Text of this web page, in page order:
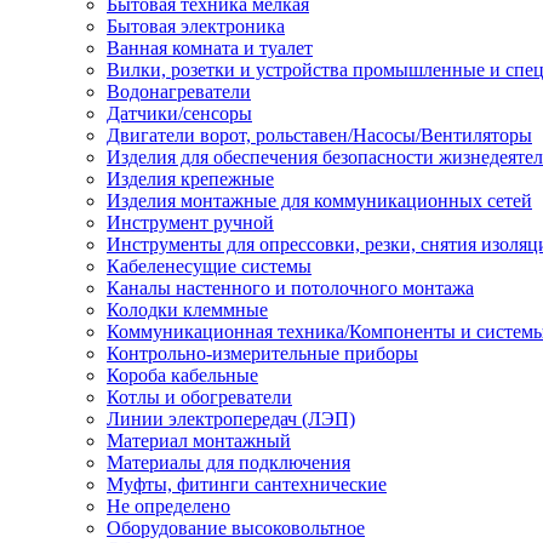
Бытовая техника мелкая
Бытовая электроника
Ванная комната и туалет
Вилки, розетки и устройства промышленные и
Водонагреватели
Датчики/сенсоры
Двигатели ворот, рольставен/Насосы/Вентиляторы
Изделия для обеспечения безопасности
Изделия крепежные
Изделия монтажные для коммуникационных сетей
Инструмент ручной
Инструменты для опрессовки, резки, снятия
Кабеленесущие системы
Каналы настенного и потолочного монтажа
Колодки клеммные
Коммуникационная техника/Компоненты и
Контрольно-измерительные приборы
Короба кабельные
Котлы и обогреватели
Линии электропередач (ЛЭП)
Материал монтажный
Материалы для подключения
Муфты, фитинги сантехнические
Не определено
Оборудование высоковольтное